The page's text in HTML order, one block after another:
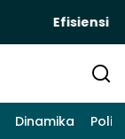
Efisiensi
Dinamika